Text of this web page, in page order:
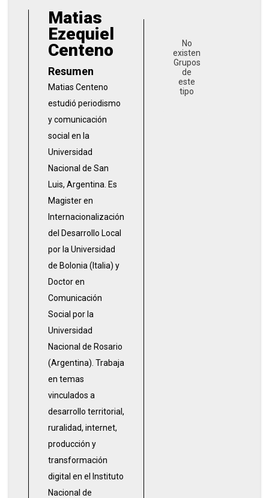
Matias
Ezequiel
Centeno
Resumen
Matias Centeno
estudió periodismo
y comunicación
social en la
Universidad
Nacional de San
Luis, Argentina. Es
Magister en
Internacionalización
del Desarrollo Local
por la Universidad
de Bolonia (Italia) y
Doctor en
Comunicación
Social por la
Universidad
Nacional de Rosario
(Argentina). Trabaja
en temas
vinculados a
desarrollo territorial,
ruralidad, internet,
producción y
transformación
digital en el Instituto
Nacional de
No
existen
Grupos
de
este
tipo